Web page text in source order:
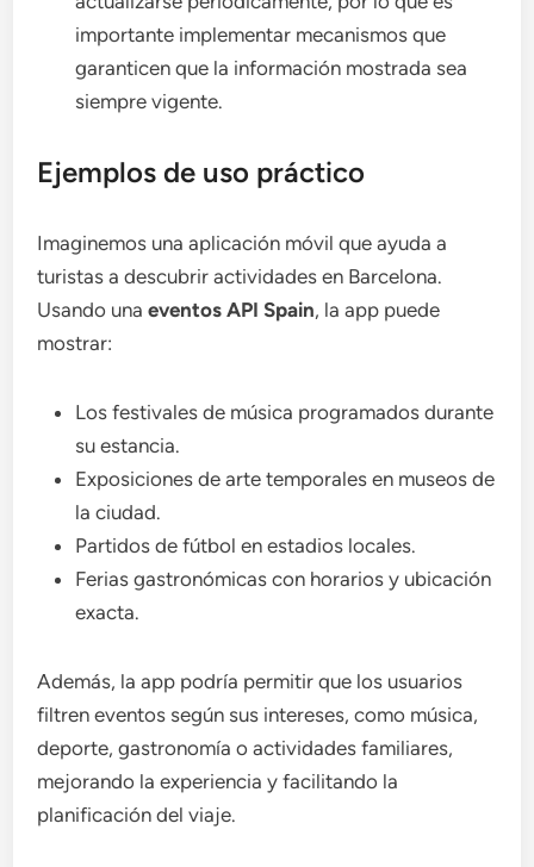
importante implementar mecanismos que
garanticen que la información mostrada sea
siempre vigente.
Ejemplos de uso práctico
Imaginemos una aplicación móvil que ayuda a
turistas a descubrir actividades en Barcelona.
Usando unaeventos API Spain, la app puede
mostrar:
Los festivales de música programados durante
su estancia.
Exposiciones de arte temporales en museos de
la ciudad.
Partidos de fútbol en estadios locales.
Ferias gastronómicas con horarios y ubicación
exacta.
Además, la app podría permitir que los usuarios
filtren eventos según sus intereses, como música,
deporte, gastronomía o actividades familiares,
mejorando la experiencia y facilitando la
planificación del viaje.